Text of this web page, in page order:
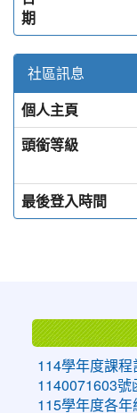
期
社區訊息
個人主頁
頭銜等級
最後登入時間
114學年度課
1140071603號
115學年度各